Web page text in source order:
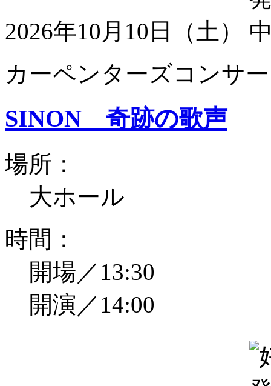
2026年10月10日（土）
カーペンターズコンサ
SINON 奇跡の歌声
場所：
大ホール
時間：
開場／13:30
開演／14:00